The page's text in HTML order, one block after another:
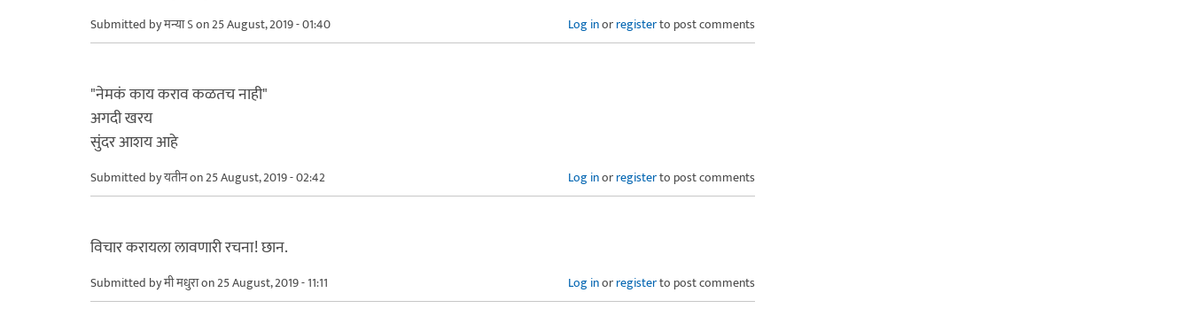
Submitted byमन्या ऽon 25 August, 2019 - 01:40 Log inorregisterto post comments
"नेमकं काय कराव कळतच नाही"
अगदी खरय
सुंदर आशय आहे
Submitted byयतीनon 25 August, 2019 - 02:42 Log inorregisterto post comments
विचार करायला लावणारी रचना! छान.
Submitted byमी मधुराon 25 August, 2019 - 11:11 Log inorregisterto post comments